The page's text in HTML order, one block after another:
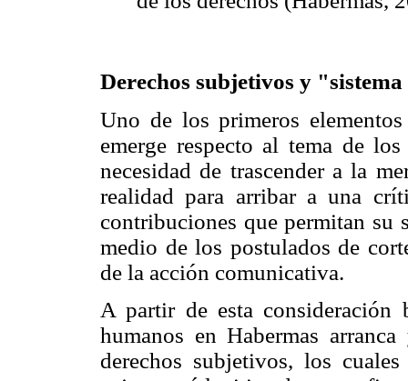
Derechos subjetivos y
Uno de los primeros
emerge respecto al tema de
necesidad de trascender a la
realidad para arribar a una
contribuciones que permitan su
medio de los postulados de
de la acción comunicativa.
A partir de esta consideración
humanos en Habermas
derechos subjetivos, los